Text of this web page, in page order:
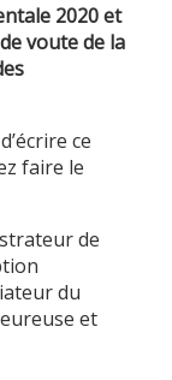
2020 et
voute de la
ce
faire le
de
du
et